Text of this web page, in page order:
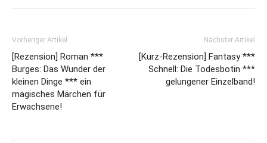
Vorheriger Artikel
[Rezension] Roman ***
Burges: Das Wunder der
kleinen Dinge *** ein
magisches Märchen für
Erwachsene!
Nächster Artikel
[Kurz-Rezension] Fantasy ***
Schnell: Die Todesbotin ***
gelungener Einzelband!